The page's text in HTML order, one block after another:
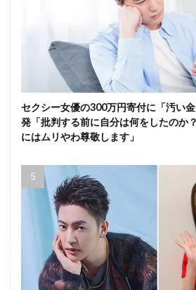
セクシー女優の300万円寄付に「汚い
発「批判する前に自分は何をしたのか
にはムリやわ尊敬します」